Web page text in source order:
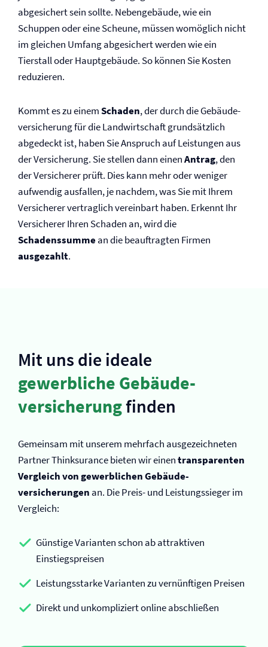
abgesichert sein sollte. Nebengebäude, wie ein
Schuppen oder eine Scheune, müssen womöglich nicht
im gleichen Umfang abgesichert werden wie ein
Tierstall oder Hauptgebäude. So können Sie Kosten
reduzieren.
Kommt es zu einemSchaden, der durch die Gebäude­­
versicherung für die Landwirtschaft grundsätzlich
abgedeckt ist, haben Sie Anspruch auf Leistungen aus
der Versicherung. Sie stellen dann einenAntrag, den
der Versicherer prüft. Dies kann mehr oder weniger
aufwendig ausfallen, je nachdem, was Sie mit Ihrem
Versicherer vertraglich vereinbart haben. Erkennt Ihr
Versicherer Ihren Schaden an, wird die
Schadenssummean die beauftragten Firmen
ausgezahlt.
Mit uns die ideale
gewerbliche Gebäude­
versicherungfinden
Gemeinsam mit unserem mehrfach ausgezeichneten
Partner Thinksurance bieten wir einentransparenten
Vergleich von gewerblichen Gebäude­
versicherungen an. Die Preis- und Leistungssieger im
Vergleich:
Günstige Varianten schon ab attraktiven
Einstiegspreisen
Leistungsstarke Varianten zu vernünftigen Preisen
Direkt und unkompliziert online abschließen